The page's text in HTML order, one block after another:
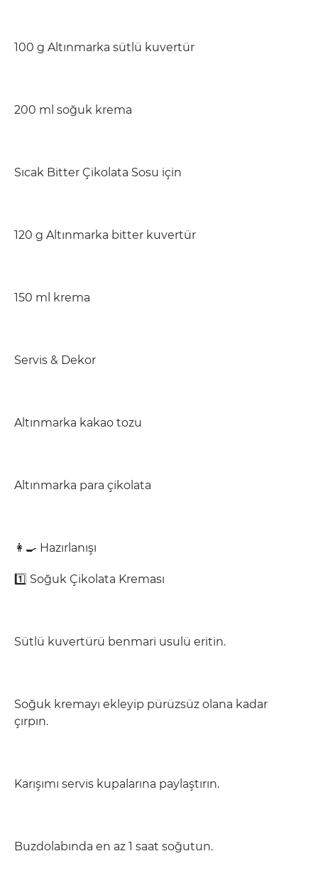
100 g Altınmarka sütlü kuvertür
200 ml soğuk krema
Sıcak Bitter Çikolata Sosu için
120 g Altınmarka bitter kuvertür
150 ml krema
Servis & Dekor
Altınmarka kakao tozu
Altınmarka para çikolata
👩‍🍳 Hazırlanışı
1️⃣ Soğuk Çikolata Kreması
Sütlü kuvertürü benmari usulü eritin.
Soğuk kremayı ekleyip pürüzsüz olana kadar
çırpın.
Karışımı servis kupalarına paylaştırın.
Buzdolabında en az 1 saat soğutun.